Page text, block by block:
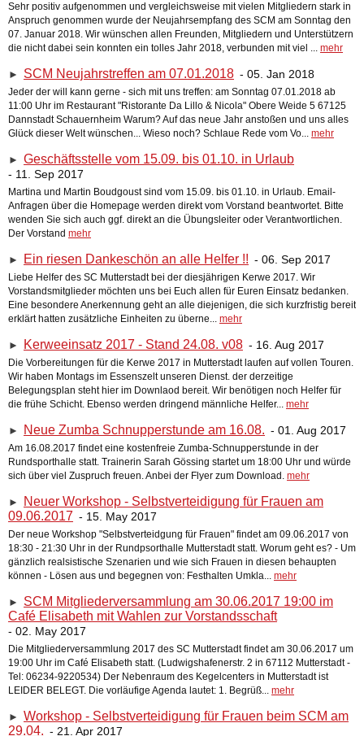
Sehr positiv aufgenommen und vergleichsweise mit vielen Mitgliedern stark in
Anspruch genommen wurde der Neujahrsempfang des SCM am Sonntag den
07. Januar 2018. Wir wünschen allen Freunden, Mitgliedern und Unterstützern
die nicht dabei sein konnten ein tolles Jahr 2018, verbunden mit viel ... mehr
► SCM Neujahrstreffen am 07.01.2018 - 05. Jan 2018
Jeder der will kann gerne - sich mit uns treffen: am Sonntag 07.01.2018 ab
11:00 Uhr im Restaurant "Ristorante Da Lillo & Nicola" Obere Weide 5 67125
Dannstadt Schauernheim Warum? Auf das neue Jahr anstoßen und uns alles
Glück dieser Welt wünschen... Wieso noch? Schlaue Rede vom Vo... mehr
► Geschäftsstelle vom 15.09. bis 01.10. in Urlaub
- 11. Sep 2017
Martina und Martin Boudgoust sind vom 15.09. bis 01.10. in Urlaub. Email-
Anfragen über die Homepage werden direkt vom Vorstand beantwortet. Bitte
wenden Sie sich auch ggf. direkt an die Übungsleiter oder Verantwortlichen.
Der Vorstand mehr
► Ein riesen Dankeschön an alle Helfer !! - 06. Sep 2017
Liebe Helfer des SC Mutterstadt bei der diesjährigen Kerwe 2017. Wir
Vorstandsmitglieder möchten uns bei Euch allen für Euren Einsatz bedanken.
Eine besondere Anerkennung geht an alle diejenigen, die sich kurzfristig bereit
erklärt hatten zusätzliche Einheiten zu überne... mehr
► Kerweeinsatz 2017 - Stand 24.08. v08 - 16. Aug 2017
Die Vorbereitungen für die Kerwe 2017 in Mutterstadt laufen auf vollen Touren.
Wir haben Montags im Essenszelt unseren Dienst. der derzeitige
Belegungsplan steht hier im Downlaod bereit. Wir benötigen noch Helfer für
die frühe Schicht. Ebenso werden dringend männliche Helfer... mehr
► Neue Zumba Schnupperstunde am 16.08. - 01. Aug 2017
Am 16.08.2017 findet eine kostenfreie Zumba-Schnupperstunde in der
Rundsporthalle statt. Trainerin Sarah Gössing startet um 18:00 Uhr und würde
sich über viel Zuspruch freuen. Anbei der Flyer zum Download. mehr
►
Neuer Workshop - Selbstverteidigung für Frauen am
09.06.2017 - 15. May 2017
Der neue Workshop "Selbstverteidgung für Frauen" findet am 09.06.2017 von
18:30 - 21:30 Uhr in der Rundpsorthalle Mutterstadt statt. Worum geht es? - Um
gänzlich realsistische Szenarien und wie sich Frauen in diesen behaupten
können - Lösen aus und begegnen von: Festhalten Umkla... mehr
►
SCM Mitgliederversammlung am 30.06.2017 19:00 im
Café Elisabeth mit Wahlen zur Vorstandsschaft
- 02. May 2017
Die Mitgliederversammlung 2017 des SC Mutterstadt findet am 30.06.2017 um
19:00 Uhr im Café Elisabeth statt. (Ludwigshafenerstr. 2 in 67112 Mutterstadt -
Tel: 06234-9220534) Der Nebenraum des Kegelcenters in Mutterstadt ist
LEIDER BELEGT. Die vorläufige Agenda lautet: 1. Begrüß... mehr
► Workshop - Selbstverteidigung für Frauen beim SCM am
29.04. - 21. Apr 2017